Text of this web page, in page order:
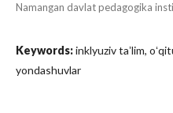
Namangan davlat pedagogika
Keywords:inklyuziv taʼlim,
yondashuvlar